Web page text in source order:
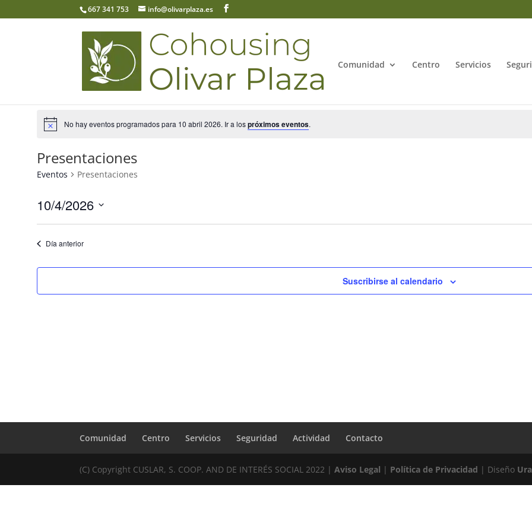
667 341 753 info@olivarplaza.es
Comunidad Centro Servicios
No hay eventos programados para 10 abril 2026. Ir a lospróximos eventos.
Presentaciones
Eventos Presentaciones
10/4/2026
Día anterior
Suscribirse al calendario
Comunidad Centro Servicios Seguridad Actividad Contacto
(C) Copyright CUSLAR, S. COOP. AND DE INTERÉS SOCIAL 2022 |Aviso Legal | Política de Privacidad | Diseño